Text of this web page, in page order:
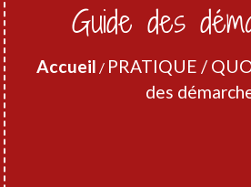
Guide des
Accueil / PRATIQUE /
des